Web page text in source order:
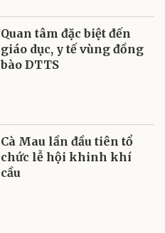
Quan tâm đặc biệt đến
giáo dục, y tế vùng đồng
bào DTTS
Cà Mau lần đầu tiên tổ
chức lễ hội khinh khí
cầu